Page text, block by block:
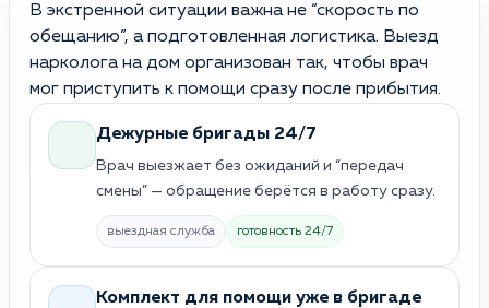
В экстренной ситуации важна не “скорость по
обещанию”, а подготовленная логистика. Выезд
нарколога на дом организован так, чтобы врач
мог приступить к помощи сразу после прибытия.
Дежурные бригады 24/7
Врач выезжает без ожиданий и “передач
смены” — обращение берётся в работу сразу.
выездная служба готовность 24/7
Комплект для помощи уже в бригаде